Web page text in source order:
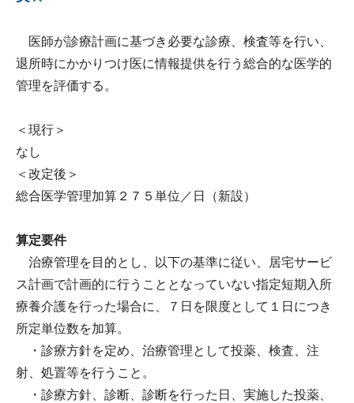
医師が診療計画に基づき必要な診療、検査等を行い、
退所時にかかりつけ医に情報提供を行う総合的な医学的
管理を評価する。
＜現行＞
なし
＜改定後＞
総合医学管理加算２７５単位／日（新設）
算定要件
治療管理を目的とし、以下の基準に従い、居宅サービ
ス計画で計画的に行うこととなっていない指定短期入所
療養介護を行った場合に、７日を限度として１日につき
所定単位数を加算。
・診療方針を定め、治療管理として投薬、検査、注
射、処置等を行うこと。
・診療方針、診断、診断を行った日、実施した投薬、